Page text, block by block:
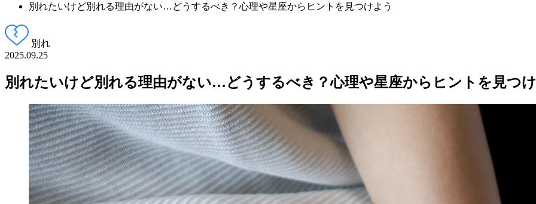
別れたいけど別れる理由がない…どうするべき？心理や星座からヒントを見つけよう
別れ
2025.09.25
別れたいけど別れる理由がない…どうするべき？心理や星座からヒントを見つ